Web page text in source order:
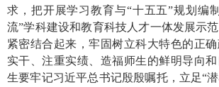
求，把开展学习教育与“十五五”规划编
流”学科建设和教育科技人才一体发展示
紧密结合起来，牢固树立科大特色的正
实干、注重实绩、造福师生的鲜明导向
生要牢记习近平总书记殷殷嘱托，立足“